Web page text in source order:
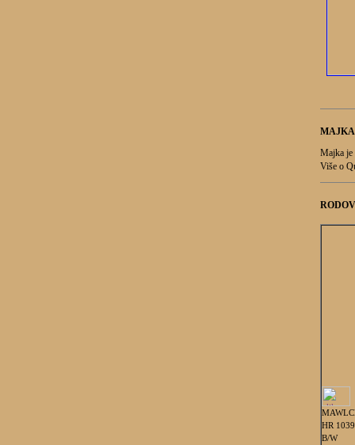
Majka je
Više o
HR
B/W